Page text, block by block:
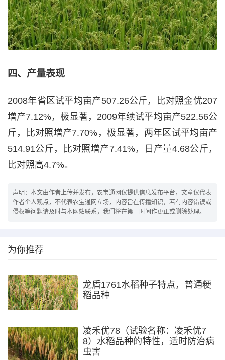
四、产量表现
2008年省区试平均亩产507.26公斤，比对照金优207
增产7.12%，极显著，2009年续试平均亩产522.56公
斤，比对照增产7.70%，极显著，两年区试平均亩产
514.91公斤，比对照增产7.41%，日产量4.68公斤，
比对照高4.7%。
声明：本文由作者上传并发布，农宝通网仅提供信息发布平台，文章仅代表
作者个人观点，不代表农宝通网立场，内容旨在传播知识，若有内容错误或
侵权等问题请及时与本网站联系，我们将在第一时间作更正或删除处理。
为你推荐
龙盾1761水稻种子特点，普通粳
稻品种
凌禾优78（试验名称：凌禾优7
8）水稻品种的特性，适时防治病
虫害